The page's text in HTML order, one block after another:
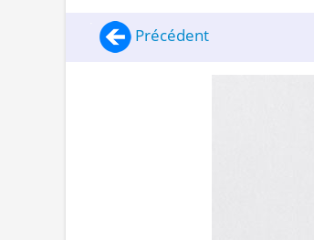
Précédent